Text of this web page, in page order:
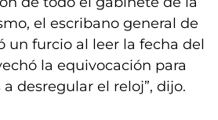
el escribano general de
un furcio al leer la fecha del
la equivocación para
desregular el reloj”, dijo.